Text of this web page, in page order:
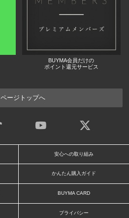
BUYMA会員だけの
ポイント還元サービス
ページトップへ
安心への取り組み
かんたん購入ガイド
BUYMA CARD
プライバシー